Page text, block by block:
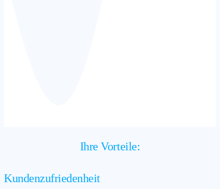
Ihre Vorteile:
Kundenzufriedenheit